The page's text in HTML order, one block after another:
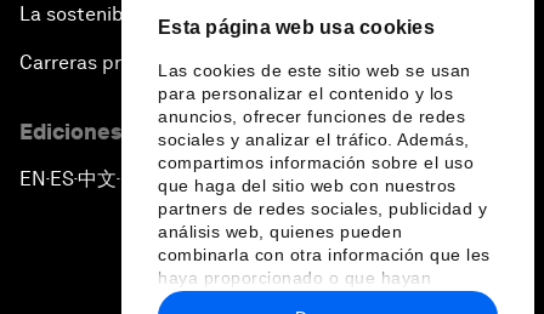
Esta página web usa cookies
Las cookies de este sitio web se usan
para personalizar el contenido y los
anuncios, ofrecer funciones de redes
sociales y analizar el tráfico. Además,
compartimos información sobre el uso
que haga del sitio web con nuestros
partners de redes sociales, publicidad y
análisis web, quienes pueden
combinarla con otra información que les
haya proporcionado o que hayan
recopilado a partir del uso que haya
La sostenibilidad en el Foro
Carreras profesionales
Ediciones en otros idiomas
EN ▪ES▪中文▪ 日本語